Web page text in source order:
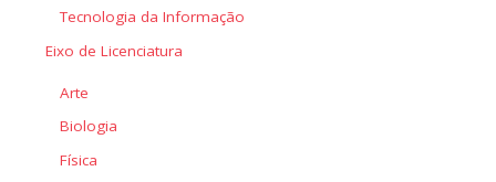
Tecnologia da Informação
Eixo de Licenciatura
Arte
Biologia
Física